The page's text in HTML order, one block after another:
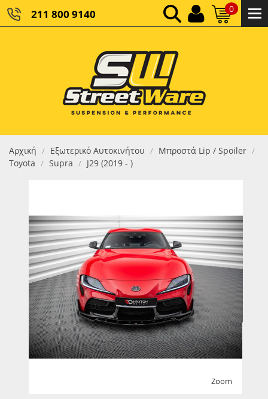
211 800 9140 0
ΚΑΘΑΡΌ ΣΎΝΟΛΟ:
ΤΕΛΙΚΌ ΣΎΝΟΛΟ:0,00 €
Αρχική / Εξωτερικό Αυτοκινήτου / Μπροστά Lip / Spoiler /
Toyota / Supra / J29 (2019 - )
Zoom